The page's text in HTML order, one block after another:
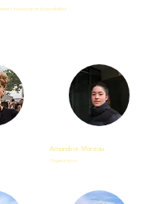
beaucoup de disponibilités
Amandine Moreau
Organisation